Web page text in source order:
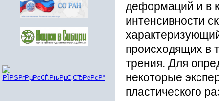
деформаций и в
интенсивности
происходящих в
трения. Для
некоторые
пластического